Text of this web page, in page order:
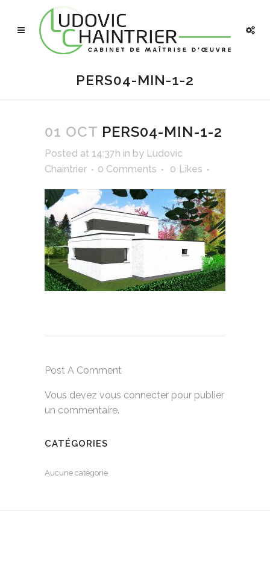
PERS04-MIN-1-2
01 OCT PERS04-MIN-1-2
Posted at 14:37h in by Ludovic
Chaintrier
0 Comments 0 Likes
Post A Comment
Vous devez vous connecter pour publier
un commentaire.
CATÉGORIES
Aucune catégorie